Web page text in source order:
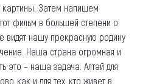
картины. Затем напишем
фильм в большей степени о
видят нашу прекрасную родину
Наша страна огромная и
это – наша задача. Алтай для
как и для тех, кто живет в